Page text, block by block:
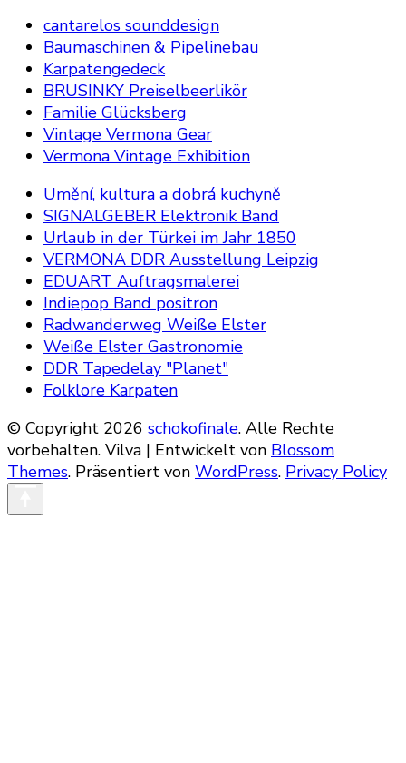
cantarelos sounddesign
Baumaschinen & Pipelinebau
Karpatengedeck
BRUSINKY Preiselbeerlikör
Familie Glücksberg
Vintage Vermona Gear
Vermona Vintage Exhibition
Umění, kultura a dobrá kuchyně
SIGNALGEBER Elektronik Band
Urlaub in der Türkei im Jahr 1850
VERMONA DDR Ausstellung Leipzig
EDUART Auftragsmalerei
Indiepop Band positron
Radwanderweg Weiße Elster
Weiße Elster Gastronomie
DDR Tapedelay "Planet"
Folklore Karpaten
© Copyright 2026 schokofinale. Alle Rechte
vorbehalten. Vilva | Entwickelt von Blossom
Themes. Präsentiert von WordPress. Privacy Policy